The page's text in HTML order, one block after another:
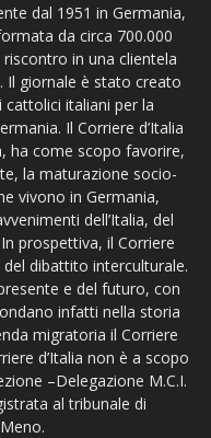
dal 1951 in Germania,
da circa 700.000
in una clientela
Il giornale è stato creato
italiani per la
Il Corriere d’Italia
ha come scopo favorire,
la maturazione socio-
vivono in Germania,
dell’Italia, del
prospettiva, il Corriere
dibattito interculturale.
e del futuro, con
infatti nella storia
migratoria il Corriere
d’Italia non è a scopo
–Delegazione M.C.I.
al tribunale di